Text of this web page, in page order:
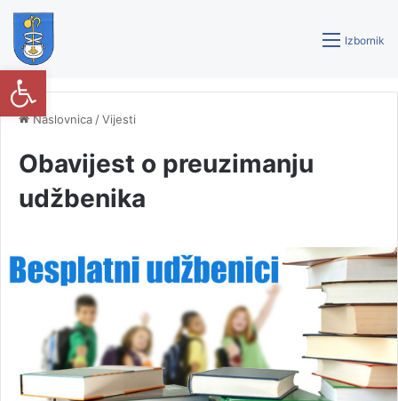
Izbornik
Naslovnica /Vijesti
Obavijest o preuzimanju
udžbenika
Open toolbar